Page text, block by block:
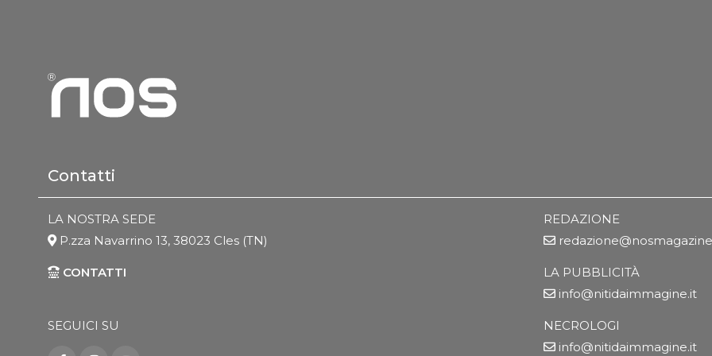
Contatti
LA NOSTRA SEDE
P.zza Navarrino 13, 38023 Cles (TN)
CONTATTI
SEGUICI SU
REDAZIONE
LA PUBBLICITÀ
info@nitidaimmagine.it
NECROLOGI
info@nitidaimmagine.it